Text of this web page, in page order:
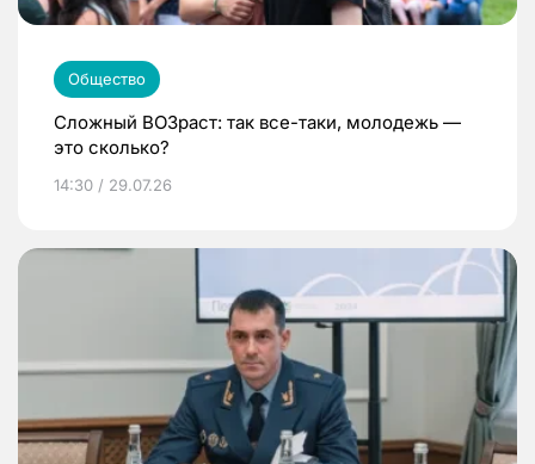
Общество
Сложный ВОЗраст: так все-таки, молодежь —
это сколько?
14:30 / 29.07.26